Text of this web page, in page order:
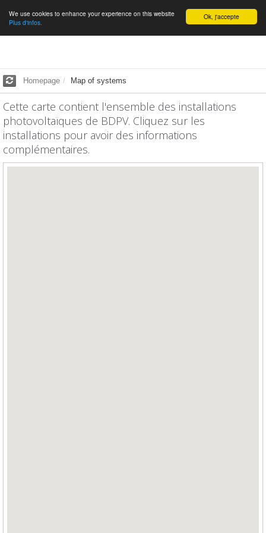
English Ok, j'accepte
We use cookies to enhance your experience on this website
Plus d'infos.
Homepage Map of systems
Cette carte contient l'ensemble des installations
photovoltaïques de BDPV. Cliquez sur les
installations pour avoir des informations
complémentaires.